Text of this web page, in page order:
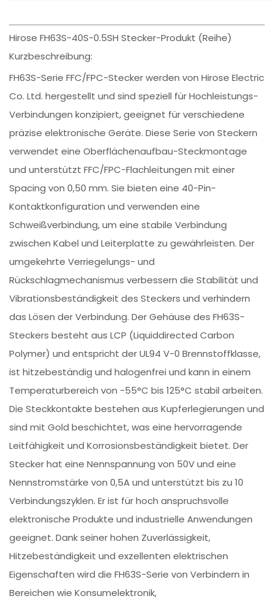
Hirose FH63S-40S-0.5SH Stecker-Produkt (Reihe)
Kurzbeschreibung:
FH63S-Serie FFC/FPC-Stecker werden von Hirose Electric
Co. Ltd. hergestellt und sind speziell für Hochleistungs-
Verbindungen konzipiert, geeignet für verschiedene
präzise elektronische Geräte. Diese Serie von Steckern
verwendet eine Oberflächenaufbau-Steckmontage
und unterstützt FFC/FPC-Flachleitungen mit einer
Spacing von 0,50 mm. Sie bieten eine 40-Pin-
Kontaktkonfiguration und verwenden eine
Schweißverbindung, um eine stabile Verbindung
zwischen Kabel und Leiterplatte zu gewährleisten. Der
umgekehrte Verriegelungs- und
Rückschlagmechanismus verbessern die Stabilität und
Vibrationsbeständigkeit des Steckers und verhindern
das Lösen der Verbindung. Der Gehäuse des FH63S-
Steckers besteht aus LCP (Liquiddirected Carbon
Polymer) und entspricht der UL94 V-0 Brennstoffklasse,
ist hitzebeständig und halogenfrei und kann in einem
Temperaturbereich von -55°C bis 125°C stabil arbeiten.
Die Steckkontakte bestehen aus Kupferlegierungen und
sind mit Gold beschichtet, was eine hervorragende
Leitfähigkeit und Korrosionsbeständigkeit bietet. Der
Stecker hat eine Nennspannung von 50V und eine
Nennstromstärke von 0,5A und unterstützt bis zu 10
Verbindungszyklen. Er ist für hoch anspruchsvolle
elektronische Produkte und industrielle Anwendungen
geeignet. Dank seiner hohen Zuverlässigkeit,
Hitzebeständigkeit und exzellenten elektrischen
Eigenschaften wird die FH63S-Serie von Verbindern in
Bereichen wie Konsumelektronik,